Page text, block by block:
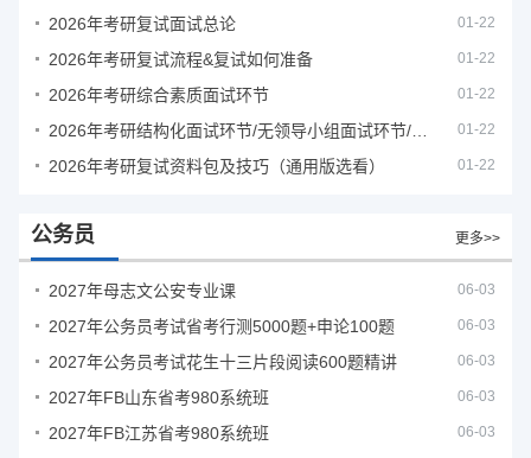
2026年考研复试面试总论 01-22
2026年考研复试流程&复试如何准备 01-22
2026年考研综合素质面试环节 01-22
01-22
2026年考研复试资料包及技巧（通用版选看） 01-22
公务员 更多>>
2027年母志文公安专业课 06-03
2027年公务员考试省考行测5000题+申论100题 06-03
2027年公务员考试花生十三片段阅读600题精讲 06-03
2027年FB山东省考980系统班 06-03
2027年FB江苏省考980系统班 06-03